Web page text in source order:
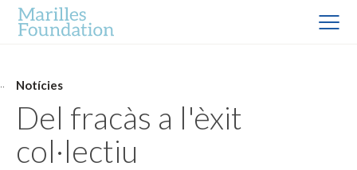
Notícies
Del fracàs a l'èxit
col·lectiu